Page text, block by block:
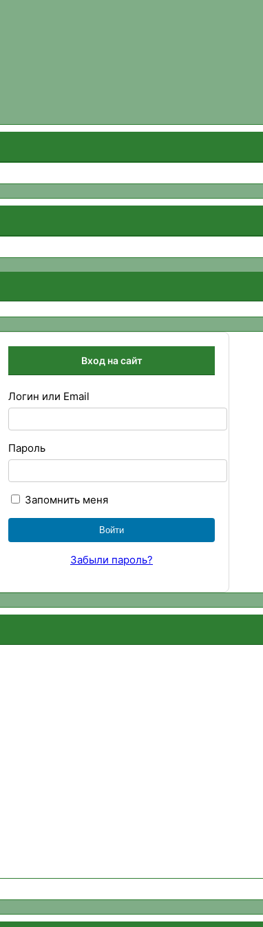
Вход на сайт
Логин или Email
Пароль
Запомнить меня
Забыли пароль?